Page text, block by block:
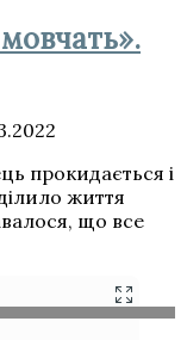
прокидається і
життя
що все